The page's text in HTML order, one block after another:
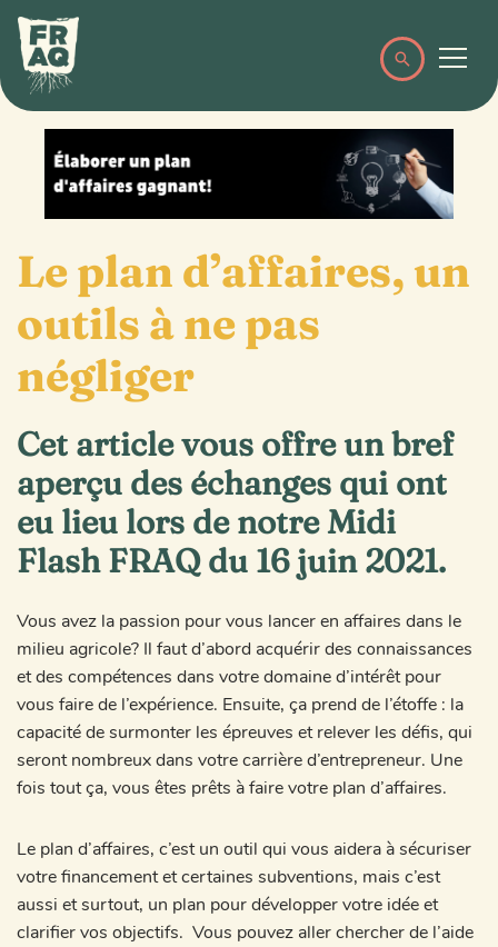
Le plan d’affaires, un
outils à ne pas
négliger
Cet article vous offre un bref
aperçu des échanges qui ont
eu lieu lors de notre Midi
Flash FRAQ du 16 juin 2021.
Vous avez la passion pour vous lancer en affaires dans le
milieu agricole? Il faut d’abord acquérir des connaissances
et des compétences dans votre domaine d’intérêt pour
vous faire de l’expérience. Ensuite, ça prend de l’étoffe : la
capacité de surmonter les épreuves et relever les défis, qui
seront nombreux dans votre carrière d’entrepreneur. Une
fois tout ça, vous êtes prêts à faire votre plan d’affaires.
Le plan d’affaires, c’est un outil qui vous aidera à sécuriser
votre financement et certaines subventions, mais c’est
aussi et surtout, un plan pour développer votre idée et
clarifier vos objectifs. Vous pouvez aller chercher de l’aide